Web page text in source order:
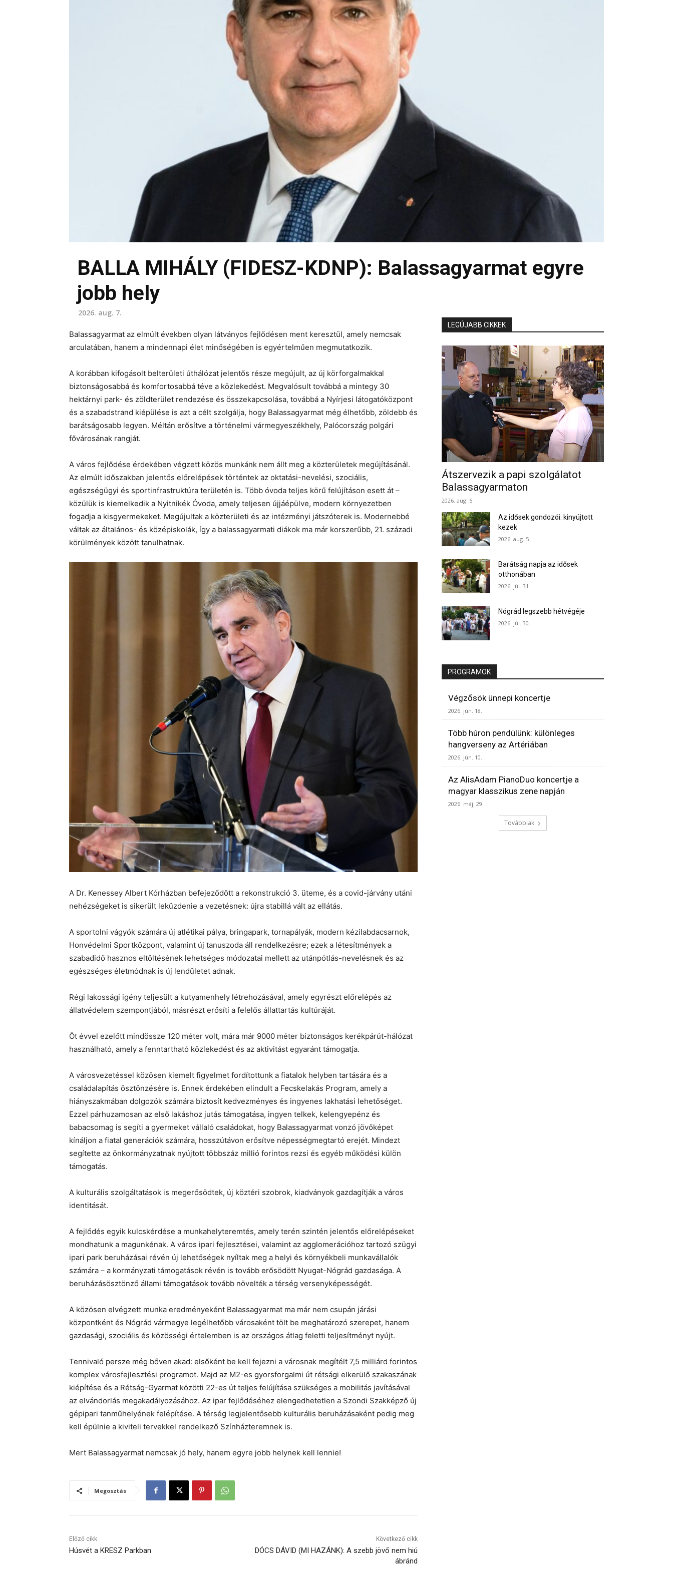
BALLA MIHÁLY (FIDESZ-KDNP): Balassagyarmat egyre
jobb hely
2026. aug. 7.
Balassagyarmat az elmúlt években olyan látványos fejlődésen ment keresztül, amely nemcsak
arculatában, hanem a mindennapi élet minőségében is egyértelműen megmutatkozik.
A korábban kifogásolt belterületi úthálózat jelentős része megújult, az új körforgalmakkal
biztonságosabbá és komfortosabbá téve a közlekedést. Megvalósult továbbá a mintegy 30
hektárnyi park- és zöldterület rendezése és összekapcsolása, továbbá a Nyírjesi látogatóközpont
és a szabadstrand kiépülése is azt a célt szolgálja, hogy Balassagyarmat még élhetőbb, zöldebb és
barátságosabb legyen. Méltán erősítve a történelmi vármegyeszékhely, Palócország polgári
fővárosának rangját.
A város fejlődése érdekében végzett közös munkánk nem állt meg a közterületek megújításánál.
Az elmúlt időszakban jelentős előrelépések történtek az oktatási-nevelési, szociális,
egészségügyi és sportinfrastruktúra területén is. Több óvoda teljes körű felújításon esett át –
közülük is kiemelkedik a Nyitnikék Óvoda, amely teljesen újjáépülve, modern környezetben
fogadja a kisgyermekeket. Megújultak a közterületi és az intézményi játszóterek is. Modernebbé
váltak az általános- és középiskolák, így a balassagyarmati diákok ma már korszerűbb, 21. századi
körülmények között tanulhatnak.
A Dr. Kenessey Albert Kórházban befejeződött a rekonstrukció 3. üteme, és a covid-járvány utáni
nehézségeket is sikerült leküzdenie a vezetésnek: újra stabillá vált az ellátás.
A sportolni vágyók számára új atlétikai pálya, bringapark, tornapályák, modern kézilabdacsarnok,
Honvédelmi Sportközpont, valamint új tanuszoda áll rendelkezésre; ezek a létesítmények a
szabadidő hasznos eltöltésének lehetséges módozatai mellett az utánpótlás-nevelésnek és az
egészséges életmódnak is új lendületet adnak.
Régi lakossági igény teljesült a kutyamenhely létrehozásával, amely egyrészt előrelépés az
állatvédelem szempontjából, másrészt erősíti a felelős állattartás kultúráját.
Öt évvel ezelőtt mindössze 120 méter volt, mára már 9000 méter biztonságos kerékpárút-hálózat
használható, amely a fenntartható közlekedést és az aktivitást egyaránt támogatja.
A városvezetéssel közösen kiemelt figyelmet fordítottunk a fiatalok helyben tartására és a
családalapítás ösztönzésére is. Ennek érdekében elindult a Fecskelakás Program, amely a
hiányszakmában dolgozók számára biztosít kedvezményes és ingyenes lakhatási lehetőséget.
Ezzel párhuzamosan az első lakáshoz jutás támogatása, ingyen telkek, kelengyepénz és
babacsomag is segíti a gyermeket vállaló családokat, hogy Balassagyarmat vonzó jövőképet
kínáljon a fiatal generációk számára, hosszútávon erősítve népességmegtartó erejét. Mindezt
segítette az önkormányzatnak nyújtott többszáz millió forintos rezsi és egyéb működési külön
támogatás.
A kulturális szolgáltatások is megerősödtek, új köztéri szobrok, kiadványok gazdagítják a város
identitását.
A fejlődés egyik kulcskérdése a munkahelyteremtés, amely terén szintén jelentős előrelépéseket
mondhatunk a magunkénak. A város ipari fejlesztései, valamint az agglomerációhoz tartozó szügyi
ipari park beruházásai révén új lehetőségek nyíltak meg a helyi és környékbeli munkavállalók
számára – a kormányzati támogatások révén is tovább erősödött Nyugat-Nógrád gazdasága. A
beruházásösztönző állami támogatások tovább növelték a térség versenyképességét.
A közösen elvégzett munka eredményeként Balassagyarmat ma már nem csupán járási
központként és Nógrád vármegye legélhetőbb városaként tölt be meghatározó szerepet, hanem
gazdasági, szociális és közösségi értelemben is az országos átlag feletti teljesítményt nyújt.
Tennivaló persze még bőven akad: elsőként be kell fejezni a városnak megítélt 7,5 milliárd forintos
komplex városfejlesztési programot. Majd az M2-es gyorsforgalmi út rétsági elkerülő szakaszának
kiépítése és a Rétság-Gyarmat közötti 22-es út teljes felújítása szükséges a mobilitás javításával
az elvándorlás megakadályozásához. Az ipar fejlődéséhez elengedhetetlen a Szondi Szakképző új
gépipari tanműhelyének felépítése. A térség legjelentősebb kulturális beruházásaként pedig meg
kell épülnie a kiviteli tervekkel rendelkező Színházteremnek is.
Mert Balassagyarmat nemcsak jó hely, hanem egyre jobb helynek kell lennie!
Megosztás
Előző cikk
Húsvét a KRESZ Parkban
Következő cikk
DÓCS DÁVID (MI HAZÁNK): A szebb jövő nem hiú
ábránd
LEGÚJABB CIKKEK
Átszervezik a papi szolgálatot
Balassagyarmaton
2026. aug. 6.
Az idősek gondozói: kinyújtott
kezek
2026. aug. 5.
Barátság napja az idősek
otthonában
2026. júl. 31.
Nógrád legszebb hétvégéje
2026. júl. 30.
PROGRAMOK
Végzősök ünnepi koncertje
2026. jún. 18.
Több húron pendülünk: különleges
hangverseny az Artériában
2026. jún. 10.
Az AlisAdam PianoDuo koncertje a
magyar klasszikus zene napján
2026. máj. 29.
Továbbiak